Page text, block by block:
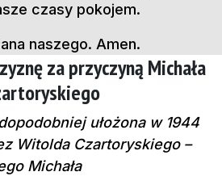
czasy pokojem.
naszego. Amen.
za przyczyną Michała
ułożona w 1944
Witolda Czartoryskiego –
Michała